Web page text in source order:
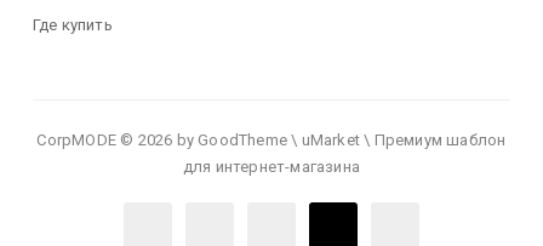
Где купить
CorpMODE © 2026 by GoodTheme \ uMarket \ Премиум шаблон
для интернет-магазина